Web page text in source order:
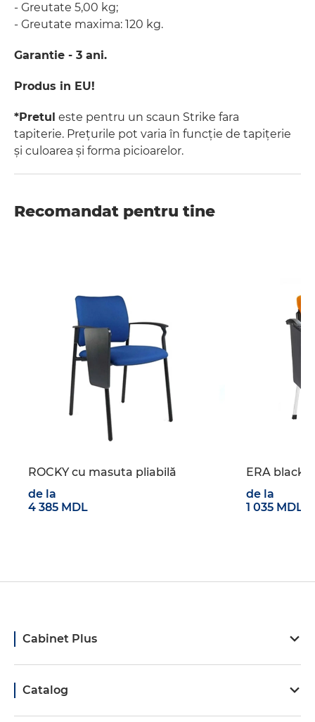
- Greutate 5,00 kg;
- Greutate maxima: 120 kg.
Garantie - 3 ani.
Produs in EU!
*Pretul este pentru un scaun Strike fara
tapiterie. Prețurile pot varia în funcție de tapițerie
și culoarea și forma picioarelor.
Recomandat pentru tine
ROCKY cu masuta pliabilă
de la
4 385 MDL
ERA black
de la
1 035 MDL
Cabinet Plus
Catalog